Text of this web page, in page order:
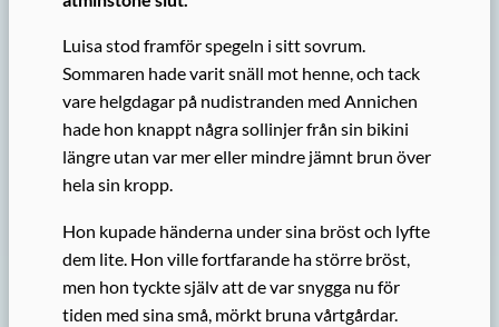
Luisa stod framför spegeln i sitt sovrum.
Sommaren hade varit snäll mot henne, och tack
vare helgdagar på nudistranden med Annichen
hade hon knappt några sollinjer från sin bikini
längre utan var mer eller mindre jämnt brun över
hela sin kropp.
Hon kupade händerna under sina bröst och lyfte
dem lite. Hon ville fortfarande ha större bröst,
men hon tyckte själv att de var snygga nu för
tiden med sina små, mörkt bruna vårtgårdar.